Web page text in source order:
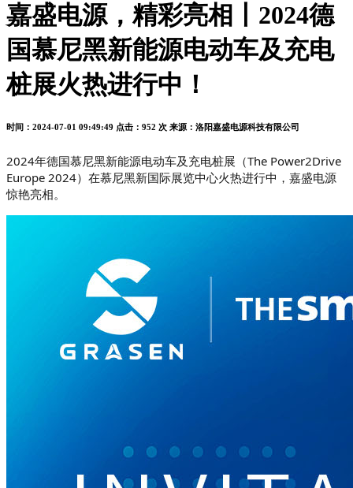
嘉盛电源，精彩亮相丨2024德
国慕尼黑新能源电动车及充电
桩展火热进行中！
时间：2024-07-01 09:49:49 点击：952 次 来源：洛阳嘉盛电源科技有限公司
2024年德国慕尼黑新能源电动车及充电桩展（The Power2Drive
Europe 2024）在慕尼黑新国际展览中心火热进行中，嘉盛电源
惊艳亮相。